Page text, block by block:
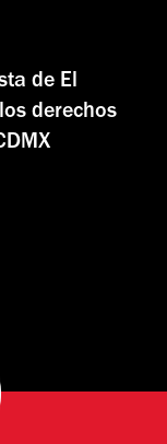
de El
derechos